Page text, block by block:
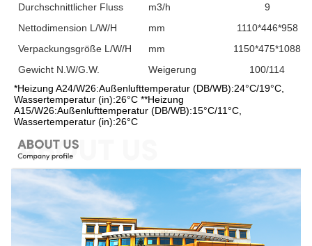
Durchschnittlicher Fluss
m3/h
9
Nettodimension L/W/H
mm
1110*446*958
Verpackungsgröße L/W/H
mm
1150*475*1088
Gewicht N.W/G.W.
Weigerung
100/114
*Heizung A24/W26:Außenlufttemperatur (DB/WB):24°C/19°C,
Wassertemperatur (in):26°C **Heizung
A15/W26:Außenlufttemperatur (DB/WB):15°C/11°C,
Wassertemperatur (in):26°C